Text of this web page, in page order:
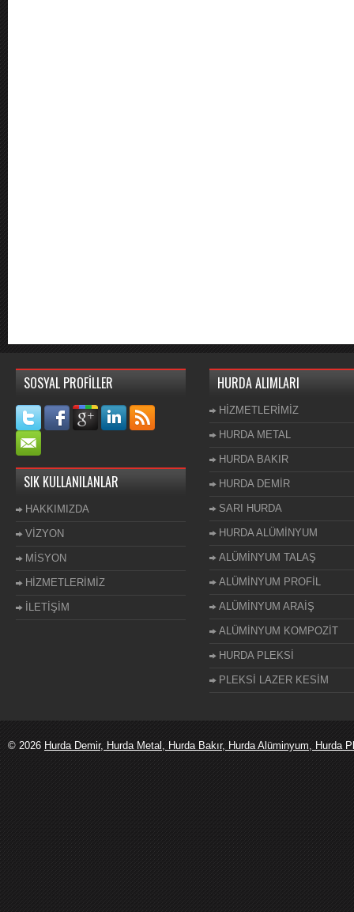
SOSYAL PROFİLLER
SIK KULLANILANLAR
HAKKIMIZDA
VİZYON
MİSYON
HİZMETLERİMİZ
İLETİŞİM
HURDA ALIMLARI
HİZMETLERİMİZ
HURDA METAL
HURDA BAKIR
HURDA DEMİR
SARI HURDA
HURDA ALÜMİNYUM
ALÜMİNYUM TALAŞ
ALÜMİNYUM PROFİL
ALÜMİNYUM ARAİŞ
ALÜMİNYUM KOMPOZİT
HURDA PLEKSİ
PLEKSİ LAZER KESİM
© 2026 Hurda Demir, Hurda Metal, Hurda Bakır, Hurda Alüminyum,